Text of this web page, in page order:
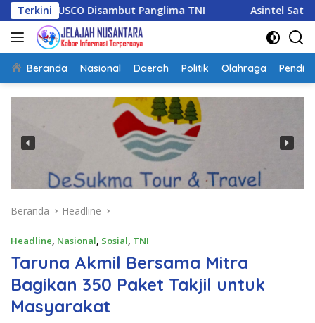
Langsung
ke
konten
Terkini
Disambut Panglima TNI Asintel Satlap Tricakti Beri
Beranda Nasional Daerah Politik Olahraga
Beranda Headline
Headline, Nasional, Sosial, TNI
Taruna Akmil Bersama Mitra
Bagikan 350 Paket Takjil untuk
Masyarakat